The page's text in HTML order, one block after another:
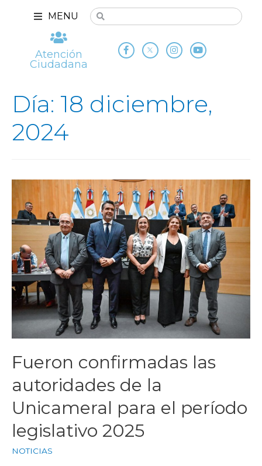
MENU
Atención
Ciudadana
Día: 18 diciembre,
2024
Fueron confirmadas las
autoridades de la
Unicameral para el período
legislativo 2025
NOTICIAS